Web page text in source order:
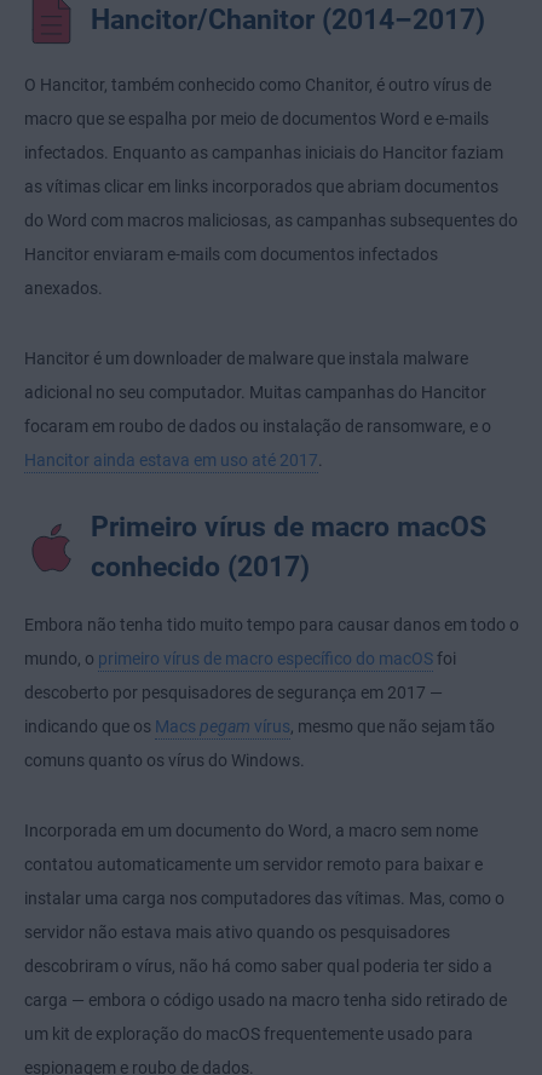
Hancitor/Chanitor (2014–2017)
O Hancitor, também conhecido como Chanitor, é outro vírus de
macro que se espalha por meio de documentos Word e e-mails
infectados. Enquanto as campanhas iniciais do Hancitor faziam
as vítimas clicar em links incorporados que abriam documentos
do Word com macros maliciosas, as campanhas subsequentes do
Hancitor enviaram e-mails com documentos infectados
anexados.
Hancitor é um downloader de malware que instala malware
adicional no seu computador. Muitas campanhas do Hancitor
focaram em roubo de dados ou instalação de ransomware, e o
Hancitor ainda estava em uso até 2017.
Primeiro vírus de macro macOS
conhecido (2017)
Embora não tenha tido muito tempo para causar danos em todo o
mundo, o primeiro vírus de macro específico do macOSfoi
descoberto por pesquisadores de segurança em 2017 —
indicando que os Macs pegam vírus, mesmo que não sejam tão
comuns quanto os vírus do Windows.
Incorporada em um documento do Word, a macro sem nome
contatou automaticamente um servidor remoto para baixar e
instalar uma carga nos computadores das vítimas. Mas, como o
servidor não estava mais ativo quando os pesquisadores
descobriram o vírus, não há como saber qual poderia ter sido a
carga — embora o código usado na macro tenha sido retirado de
um kit de exploração do macOS frequentemente usado para
espionagem e roubo de dados.